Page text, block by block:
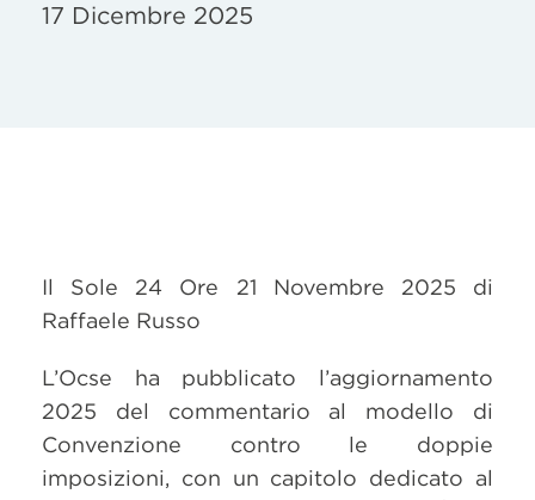
17 Dicembre 2025
Il Sole 24 Ore 21 Novembre 2025 di
Raffaele Russo
L’Ocse ha pubblicato l’aggiornamento
2025 del commentario al modello di
Convenzione contro le doppie
imposizioni, con un capitolo dedicato al